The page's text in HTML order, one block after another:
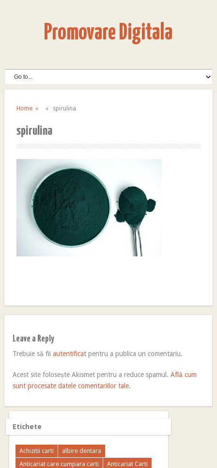
Promovare Digitala
Home» » spirulina
spirulina
Leave a Reply
Trebuie să fiiautentificat pentru a publica un comentariu.
Acest site folosește Akismet pentru a reduce spamul.Află cum
sunt procesate datele comentariilor tale.
Etichete
Achizitii carti
albire dentara
Anticariat care cumpara carti
Anticariat Carti